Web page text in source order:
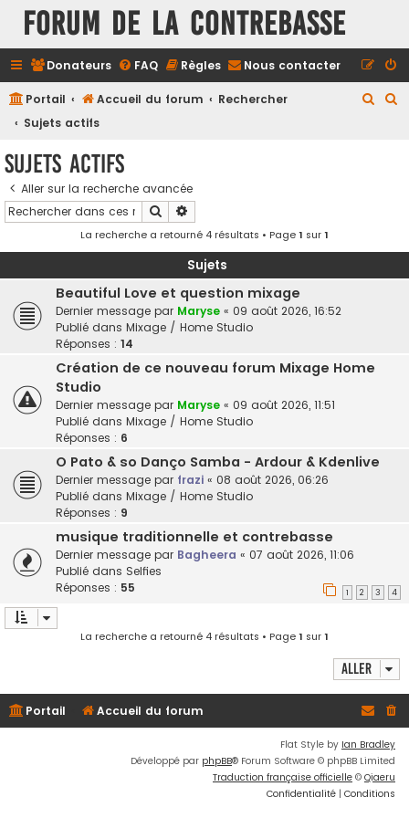
FORUM DE LA CONTREBASSE
Donateurs FAQ Règles Nous contacter
Portail Accueil du forum
Rechercher
Sujets actifs
Sujets actifs
Aller sur la recherche avancée
Rechercher
La recherche a retourné 4 résultats • Page1 sur1
Sujets
Beautiful Love et question mixage
Dernier message par Maryse « 09 août 2026, 16:52
Publié dans Mixage / Home Studio
Réponses : 14
Création de ce nouveau forum Mixage Home
Studio
Dernier message par Maryse « 09 août 2026, 11:51
Publié dans Mixage / Home Studio
Réponses : 6
O Pato & so Danço Samba - Ardour & Kdenlive
Dernier message par frazi « 08 août 2026, 06:26
Publié dans Mixage / Home Studio
Réponses : 9
musique traditionnelle et contrebasse
Dernier message par Bagheera « 07 août 2026, 11:06
Publié dans Selfies
Réponses : 55 1 2 3 4
La recherche a retourné 4 résultats • Page1 sur1
Aller
Portail Accueil du forum
Flat Style by Ian Bradley
Développé par phpBB® Forum Software © phpBB Limited
Traduction française officielle © Qiaeru
Confidentialité | Conditions